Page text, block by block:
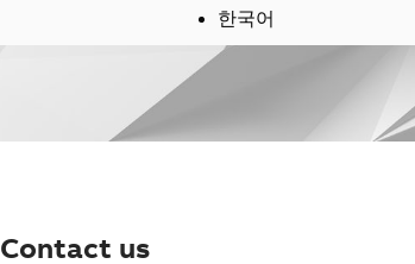
한국어
Contact us